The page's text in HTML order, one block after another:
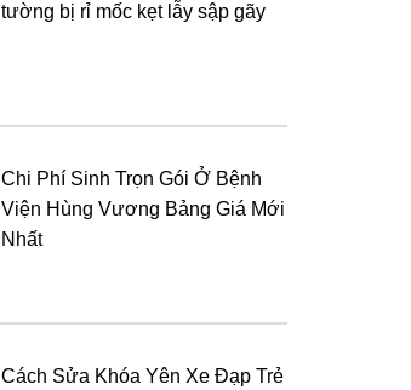
tường bị rỉ mốc kẹt lẫy sập gãy
Chi Phí Sinh Trọn Gói Ở Bệnh
Viện Hùng Vương Bảng Giá Mới
Nhất
Cách Sửa Khóa Yên Xe Đạp Trẻ